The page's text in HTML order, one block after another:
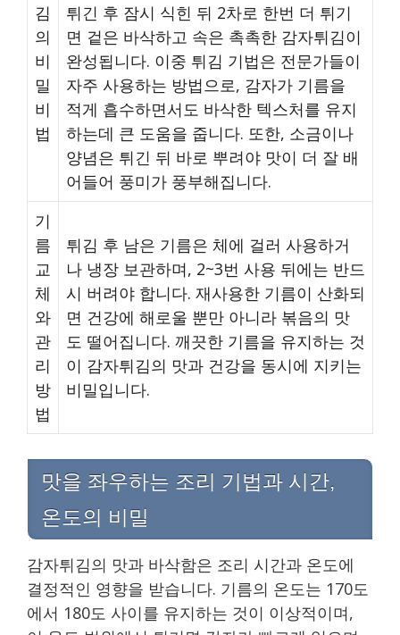
김
의
비
밀
비
법
튀긴 후 잠시 식힌 뒤 2차로 한번 더 튀기
면 겉은 바삭하고 속은 촉촉한 감자튀김이
완성됩니다. 이중 튀김 기법은 전문가들이
자주 사용하는 방법으로, 감자가 기름을
적게 흡수하면서도 바삭한 텍스처를 유지
하는데 큰 도움을 줍니다. 또한, 소금이나
양념은 튀긴 뒤 바로 뿌려야 맛이 더 잘 배
어들어 풍미가 풍부해집니다.
기
름
교
체
와
관
리
방
법
튀김 후 남은 기름은 체에 걸러 사용하거
나 냉장 보관하며, 2~3번 사용 뒤에는 반드
시 버려야 합니다. 재사용한 기름이 산화되
면 건강에 해로울 뿐만 아니라 볶음의 맛
도 떨어집니다. 깨끗한 기름을 유지하는 것
이 감자튀김의 맛과 건강을 동시에 지키는
비밀입니다.
맛을 좌우하는 조리 기법과 시간,
온도의 비밀
감자튀김의 맛과 바삭함은 조리 시간과 온도에
결정적인 영향을 받습니다. 기름의 온도는 170도
에서 180도 사이를 유지하는 것이 이상적이며,